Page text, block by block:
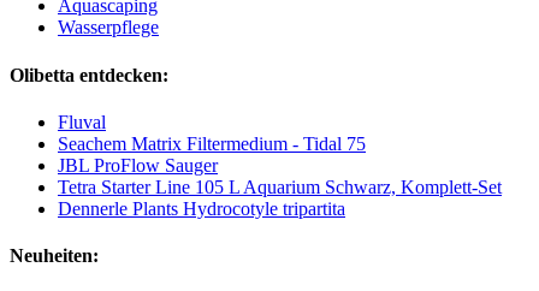
Aquascaping
Wasserpflege
Olibetta entdecken:
Fluval
Seachem Matrix Filtermedium - Tidal 75
JBL ProFlow Sauger
Tetra Starter Line 105 L Aquarium Schwarz, Komplett-Set
Dennerle Plants Hydrocotyle tripartita
Neuheiten: